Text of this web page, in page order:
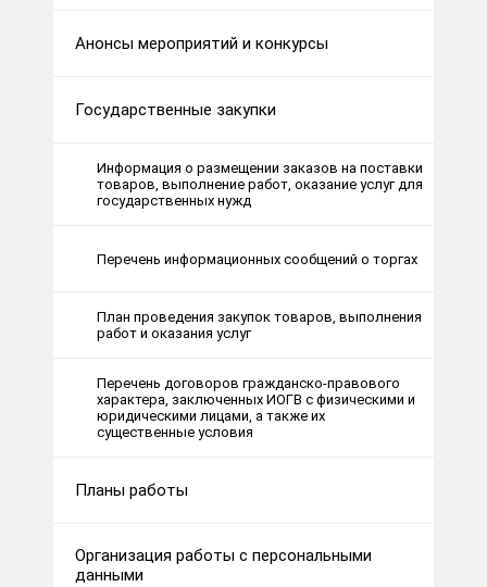
Анонсы мероприятий и конкурсы
Государственные закупки
Информация о размещении заказов на поставки
товаров, выполнение работ, оказание услуг для
государственных нужд
Перечень информационных сообщений о торгах
План проведения закупок товаров, выполнения
работ и оказания услуг
Перечень договоров гражданско-правового
характера, заключенных ИОГВ с физическими и
юридическими лицами, а также их
существенные условия
Планы работы
Организация работы с персональными
данными